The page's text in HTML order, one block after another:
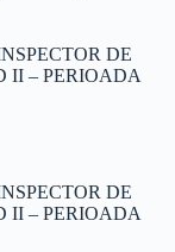
DE
II – PERIOADA
DE
II – PERIOADA